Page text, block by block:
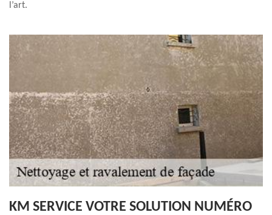
l’art.
KM SERVICE VOTRE SOLUTION NUMÉRO